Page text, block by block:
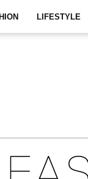
LIFESTYLE